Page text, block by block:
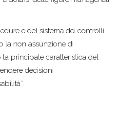
e del sistema dei controlli
la non assunzione di
principale caratteristica del
decisioni